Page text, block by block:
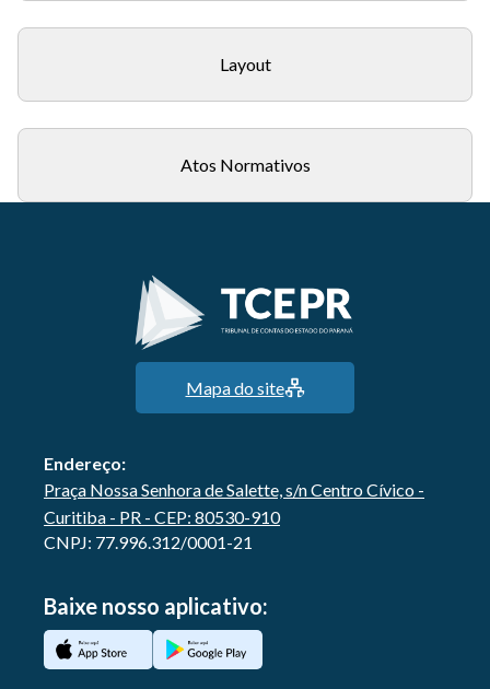
Layout
Atos Normativos
Mapa do site
Endereço:
Praça Nossa Senhora de Salette, s/n Centro Cívico -
Curitiba - PR - CEP: 80530-910
CNPJ: 77.996.312/0001-21
Baixe nosso aplicativo: